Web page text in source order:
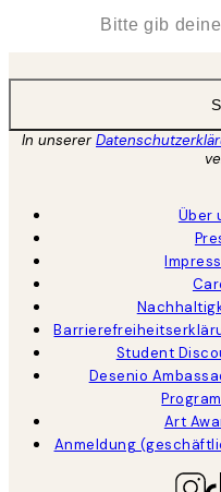
In unserer
Über
Student
Desenio
Art
Anmeldung